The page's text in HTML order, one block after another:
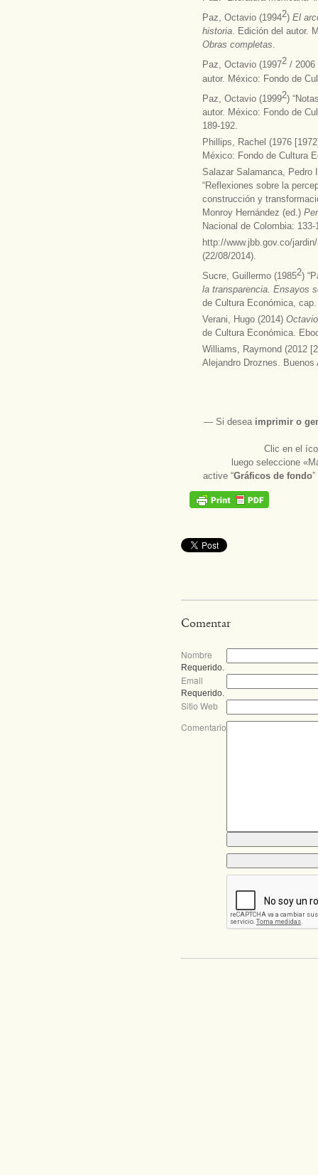
Paz, Octavio (19942) El
historia. Edición del autor.
Obras completas.
Paz, Octavio (19972 /
autor. México: Fondo de
Paz, Octavio (19992)
autor. México: Fondo de
189-192.
Phillips, Rachel (1976
México: Fondo de Cultura
Salazar Salamanca, Pedro
“Reflexiones sobre la
construcción y
Monroy Hernández (ed.)
Nacional de Colombia:
http://www.jbb.gov.co/
(22/08/2014).
Sucre, Guillermo (19852)
la transparencia. Ensayos
de Cultura Económica,
Verani, Hugo (2014)
de Cultura Económica.
Williams, Raymond (2012
Alejandro Droznes.
― Si desea imprimir o
Clic en el
luego seleccione
active “Gráficos de fondo
Comentar
Nombre
Requerido.
Email
Requerido.
Sitio Web
Comentario